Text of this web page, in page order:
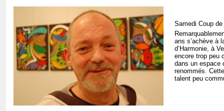
Samedi Coup
ans s’achève à
d’Harmonie, à
encore trop peu
dans un espace
renommés.
talent peu